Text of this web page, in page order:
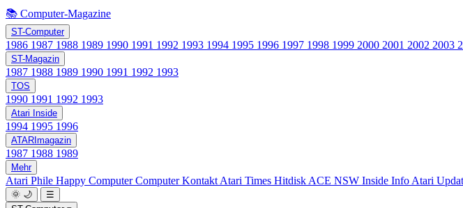
📚 Computer-Magazine
ST-Computer
1986 1987 1988 1989 1990 1991 1992 1993 1994 1995 1996 1997 1998 1999 2000 2001 2002 2003
ST-Magazin
1987 1988 1989 1990 1991 1992 1993
TOS
1990 1991 1992 1993
Atari Inside
1994 1995 1996
ATARImagazin
1987 1988 1989
Mehr
Atari Phile Happy ComputerComputer Kontakt Atari Times Hitdisk ACE NSW Inside Info Atari
🌞 🌙
☰